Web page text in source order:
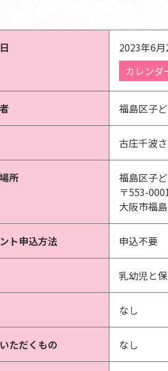
2023年6
カレンダ
福島区子
古庄千波
所
福島区子
〒553-
大阪市福
ト申込方法 申込不要
乳幼児と
なし
ただくもの なし